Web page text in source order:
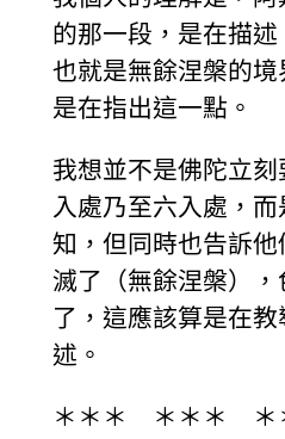
的那一段，是在描
也就是無餘涅槃的
是在指出這一點。
我想並不是佛陀立
入處乃至六入處，
知，但同時也告訴
滅了（無餘涅槃）
了，這應該算是在
述。
＊＊＊ ＊＊＊ ＊